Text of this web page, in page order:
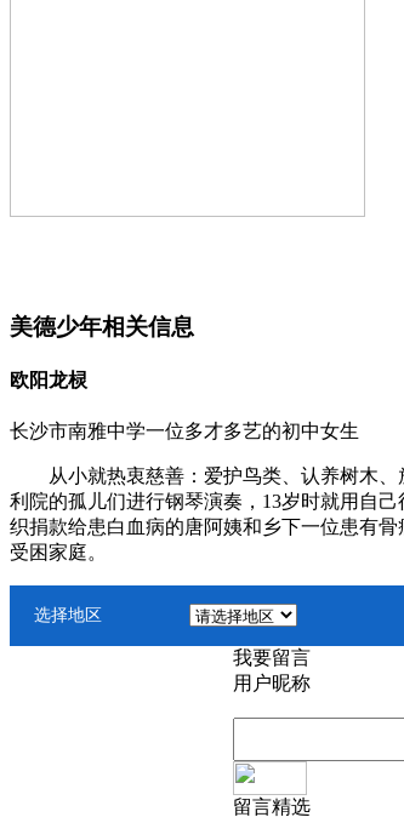
美德少年相关信息
欧阳龙棂
长沙市南雅中学一位多才多艺的初中女生
从小就热衷慈善：爱护鸟类、认养树木、
利院的孤儿们进行钢琴演奏，13岁时就用自
织捐款给患白血病的唐阿姨和乡下一位患有
受困家庭。
选择地区
我要留言
用户昵称
留言精选